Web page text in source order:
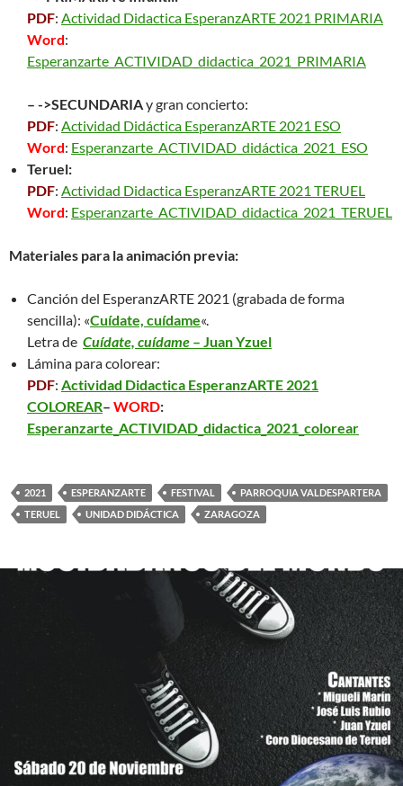
PDF: Actividad Didactica EsperanzARTE 2021 PRIMARIA
Word:
Esperanzarte_ACTIVIDAD_didactica_2021_PRIMARIA
– ->SECUNDARIAy gran concierto:
PDF: Actividad Didáctica EsperanzARTE 2021 ESO
Word: Esperanzarte_ACTIVIDAD_didáctica_2021_ESO
Teruel:
PDF: Actividad Didactica EsperanzARTE 2021 TERUEL
Word: Esperanzarte_ACTIVIDAD_didactica_2021_TERUEL
Materiales para la animación previa:
Canción del EsperanzARTE 2021 (grabada de forma
sencilla): «Cuídate, cuídame«.
Letra de Cuídate, cuídame – Juan Yzuel
Lámina para colorear:
PDF: Actividad Didactica EsperanzARTE 2021
COLOREAR– WORD:
Esperanzarte_ACTIVIDAD_didactica_2021_colorear
2021 ESPERANZARTE FESTIVAL
PARROQUIA VALDESPARTERA
TERUEL
UNIDAD DIDÁCTICA ZARAGOZA